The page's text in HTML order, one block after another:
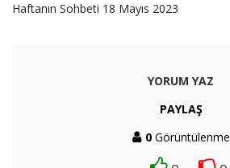
Haftanın Sohbeti 18 Mayıs 2023
YORUM YAZ
PAYLAŞ
0Görüntülenme